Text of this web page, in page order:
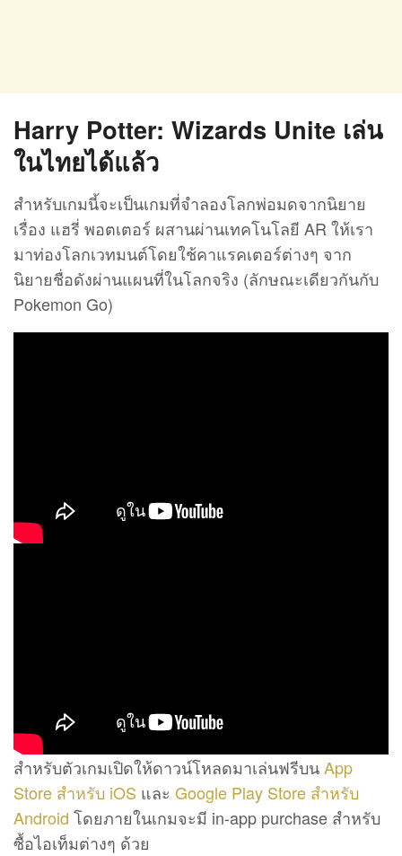
Harry Potter: Wizards Unite เล่น
ในไทยได้แล้ว
สำหรับเกมนี้จะเป็นเกมที่จำลองโลกพ่อมดจากนิยาย
เรื่อง แฮรี่ พอตเตอร์ ผสานผ่านเทคโนโลยี AR ให้เรา
มาท่องโลกเวทมนต์โดยใช้คาแรคเตอร์ต่างๆ จาก
นิยายชื่อดังผ่านแผนที่ในโลกจริง (ลักษณะเดียวกันกับ
Pokemon Go)
สำหรับตัวเกมเปิดให้ดาวน์โหลดมาเล่นฟรีบนApp
Store สำหรับ iOS และ Google Play Store สำหรับ
Android โดยภายในเกมจะมี in-app purchase สำหรับ
ซื้อไอเท็มต่างๆ ด้วย